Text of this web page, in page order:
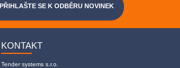
PŘIHLAŠTE SE K ODBĚRU NOVINEK
KONTAKT
Tender systems s.r.o.